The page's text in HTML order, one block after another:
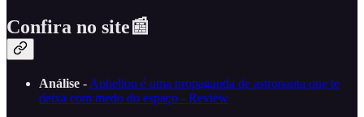
Confira no site📰
Análise - Aphelion é uma propaganda de astronauta que te
deixa com medo do espaço - Review